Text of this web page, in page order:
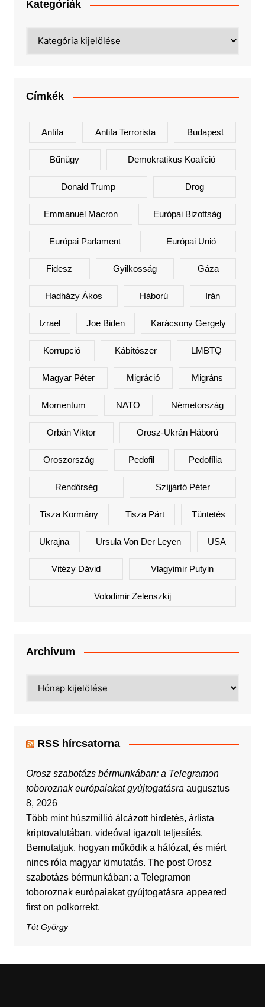
Kategóriák
Címkék
Antifa Antifa Terrorista Budapest
Bűnügy Demokratikus Koalíció
Donald Trump Drog
Emmanuel Macron Európai Bizottság
Európai Parlament Európai Unió
Fidesz Gyilkosság Gáza
Hadházy Ákos Háború Irán
Izrael Joe Biden Karácsony Gergely
Korrupció Kábítószer LMBTQ
Magyar Péter Migráció Migráns
Momentum NATO Németország
Orbán Viktor Orosz-Ukrán Háború
Oroszország Pedofil Pedofília
Rendőrség Szíjjártó Péter
Tisza Kormány Tisza Párt Tüntetés
Ukrajna Ursula Von Der Leyen USA
Vitézy Dávid Vlagyimir Putyin
Volodimir Zelenszkij
Archívum
RSS hírcsatorna
Orosz szabotázs bérmunkában: a Telegramon
toboroznak európaiakat gyújtogatásra augusztus
8, 2026
Több mint húszmillió álcázott hirdetés, árlista
kriptovalutában, videóval igazolt teljesítés.
Bemutatjuk, hogyan működik a hálózat, és miért
nincs róla magyar kimutatás. The post Orosz
szabotázs bérmunkában: a Telegramon
toboroznak európaiakat gyújtogatásra appeared
first on polkorrekt.
Tót György